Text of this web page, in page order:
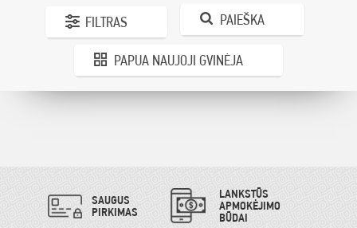
FILTRAS PAIEŠKA
PAPUA NAUJOJI GVINĖJA
SAUGUS
PIRKIMAS
LANKSTŪS
APMOKĖJIMO
BŪDAI